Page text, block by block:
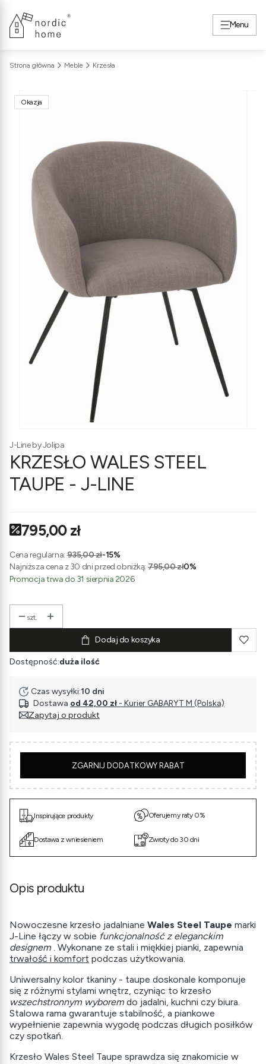
Menu
Strona główna Meble Krzesła
Okazja
J-Line by Jolipa
KRZESŁO WALES STEEL
TAUPE - J-LINE
795,00 zł
Cena regularna: 935,00 zł-15%
Najniższa cena z 30 dni przed obniżką: 795,00 zł0%
Promocja trwa do 31 sierpnia 2026
szt.
Dodaj do koszyka
Dostępność:duża ilość
Czas wysyłki:10 dni
Dostawa od 42,00 zł - Kurier GABARYT M (Polska)
Zapytaj o produkt
ZGARNIJ DODATKOWY RABAT
Inspirujące produkty
Dostawa z wniesieniem
Oferujemy raty 0%
Zwroty do 30 dni
Opis produktu
Nowoczesne krzesło jadalniane Wales Steel Taupe marki
J-Line łączy w sobie funkcjonalność z eleganckim
designem . Wykonane ze stali i miękkiej pianki, zapewnia
trwałość i komfort podczas użytkowania.
Uniwersalny kolor tkaniny - taupe doskonale komponuje
się z różnymi stylami wnętrz, czyniąc to krzesło
wszechstronnym wyborem do jadalni, kuchni czy biura.
Stalowa rama gwarantuje stabilność, a piankowe
wypełnienie zapewnia wygodę podczas długich posiłków
czy spotkań.
Krzesło Wales Steel Taupe sprawdza się znakomicie w